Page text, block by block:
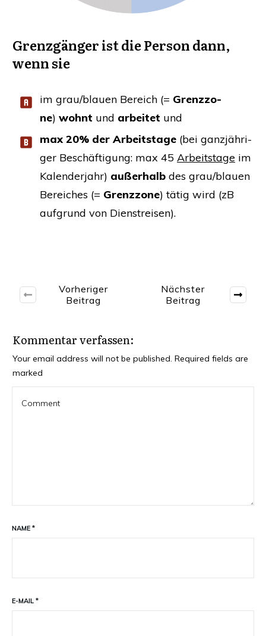
Grenz­gän­ger istdie Per­son dann,
wenn sie
im grau/blauen Bereich (= Grenz­zo­
ne) wohnt und arbei­tet und
max 20% der Arbeits­ta­ge (bei ganz­jäh­ri­
ger Beschäf­ti­gung: max 45 Arbeits­ta­ge im
Kalen­der­jahr) außer­halb des grau/blauen
Berei­ches (= Grenz­zo­ne) tätig wird (zB
auf­grund von Dienstreisen).
Vorheriger
Beitrag
Nächster
Beitrag
Kommentar verfassen:
Your email address will not be published. Required fields are
marked
NAME *
E-MAIL *